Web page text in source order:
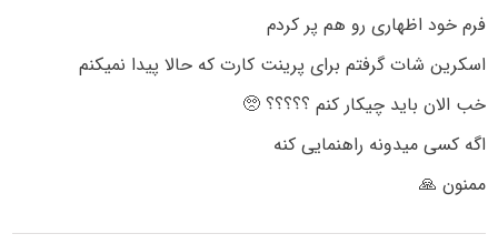
فرم خود اظهاری رو هم پر کردم
اسکرین شات گرفتم برای پرینت کارت که حالا پیدا نمیکنم
خب الان باید چیکار کنم ؟؟؟؟؟ 🥺
اگه کسی میدونه راهنمایی کنه
ممنون 🙏